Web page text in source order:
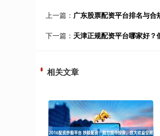
上一篇： 广东股票配资平台排名与合
下一篇： 天津正规配资平台哪家好？
相关文章